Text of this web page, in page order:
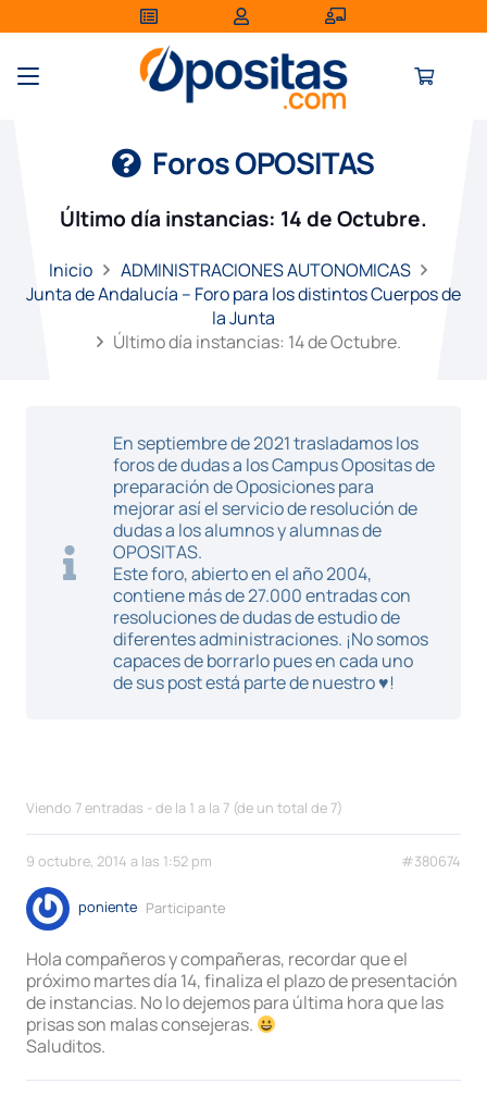
Foros OPOSITAS
Último día instancias: 14 de Octubre.
Inicio
ADMINISTRACIONES AUTONOMICAS
Junta de Andalucía – Foro para los distintos Cuerpos de
la Junta
Último día instancias: 14 de Octubre.
En septiembre de 2021 trasladamos los
foros de dudas a los Campus Opositas de
preparación de Oposiciones para
mejorar así el servicio de resolución de
dudas a los alumnos y alumnas de
OPOSITAS.
Este foro, abierto en el año 2004,
contiene más de 27.000 entradas con
resoluciones de dudas de estudio de
diferentes administraciones. ¡No somos
capaces de borrarlo pues en cada uno
de sus post está parte de nuestro ♥!
Viendo 7 entradas - de la 1 a la 7 (de un total de 7)
9 octubre, 2014 a las 1:52 pm #380674
poniente Participante
Hola compañeros y compañeras, recordar que el
próximo martes día 14, finaliza el plazo de presentación
de instancias. No lo dejemos para última hora que las
prisas son malas consejeras.
Saluditos.